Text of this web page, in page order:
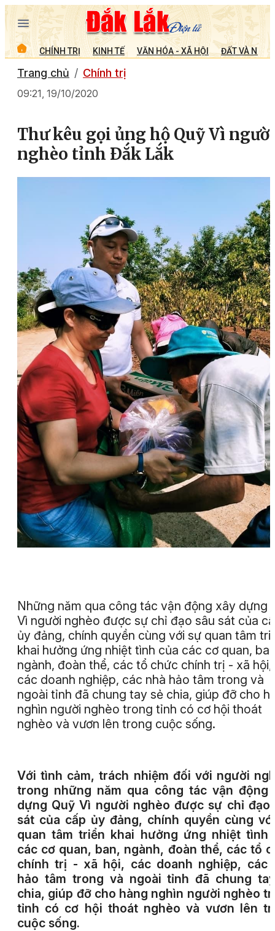
CHÍNH TRỊ KINH TẾ VĂN HÓA - XÃ HỘI ĐẤT VÀ
Trang chủ Chính trị
09:21, 19/10/2020
Thư kêu gọi ủng hộ Quỹ Vì người
nghèo tỉnh Ðắk Lắk
Những năm qua công tác vận động xây dựng
Vì người nghèo được sự chỉ đạo sâu sát của
ủy đảng, chính quyền cùng với sự quan tâm
khai hưởng ứng nhiệt tình của các cơ quan,
ngành, đoàn thể, các tổ chức chính trị - xã hội,
các doanh nghiệp, các nhà hảo tâm trong và
ngoài tỉnh đã chung tay sẻ chia, giúp đỡ cho
nghìn người nghèo trong tỉnh có cơ hội thoát
nghèo và vươn lên trong cuộc sống.
Với tình cảm, trách nhiệm đối với người
trong những năm qua công tác vận động
dựng Quỹ Vì người nghèo được sự chỉ đạo
sát của cấp ủy đảng, chính quyền cùng
quan tâm triển khai hưởng ứng nhiệt tình
các cơ quan, ban, ngành, đoàn thể, các tổ
chính trị - xã hội, các doanh nghiệp, các
hảo tâm trong và ngoài tỉnh đã chung
chia, giúp đỡ cho hàng nghìn người nghèo
tỉnh có cơ hội thoát nghèo và vươn lên
cuộc sống.